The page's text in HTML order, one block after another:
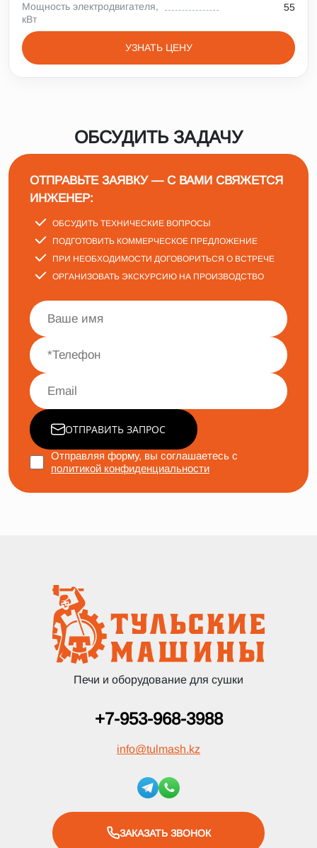
Мощность электродвигателя,
кВт
55
УЗНАТЬ ЦЕНУ
ОБСУДИТЬ ЗАДАЧУ
ОТПРАВЬТЕ ЗАЯВКУ — С ВАМИ СВЯЖЕТСЯ
ИНЖЕНЕР:
ОБСУДИТЬ ТЕХНИЧЕСКИЕ ВОПРОСЫ
ПОДГОТОВИТЬ КОММЕРЧЕСКОЕ ПРЕДЛОЖЕНИЕ
ПРИ НЕОБХОДИМОСТИ ДОГОВОРИТЬСЯ О ВСТРЕЧЕ
ОРГАНИЗОВАТЬ ЭКСКУРСИЮ НА ПРОИЗВОДСТВО
ОТПРАВИТЬ ЗАПРОС
Отправляя форму, вы соглашаетесь с
политикой конфиденциальности
Печи и оборудование для сушки
+7-953-968-3988
info@tulmash.kz
ЗАКАЗАТЬ ЗВОНОК